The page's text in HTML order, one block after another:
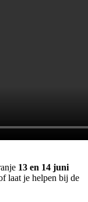
13 en 14 juni
laat je helpen bij de